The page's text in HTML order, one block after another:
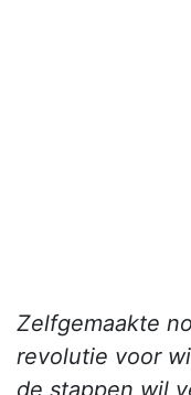
Zelfgemaakte
revolutie voor
de stappen wil